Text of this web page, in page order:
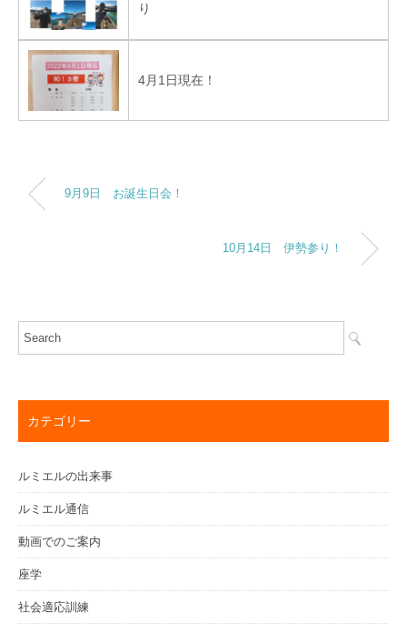
り
4月1日現在！
9月9日 お誕生日会！
10月14日 伊勢参り！
カテゴリー
ルミエルの出来事
ルミエル通信
動画でのご案内
座学
社会適応訓練